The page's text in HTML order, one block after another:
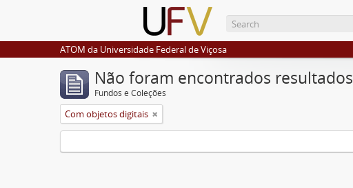
ATOM da Universidade Federal de Viçosa
Não foram encontrados resultados
Fundos e Coleções
Com objetos digitais